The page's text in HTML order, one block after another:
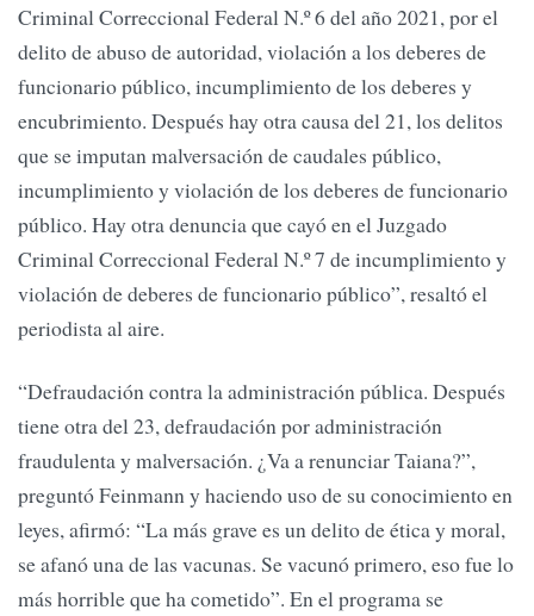
Criminal Correccional Federal N.º 6 del año 2021, por el
delito de abuso de autoridad, violación a los deberes de
funcionario público, incumplimiento de los deberes y
encubrimiento. Después hay otra causa del 21, los delitos
que se imputan malversación de caudales público,
incumplimiento y violación de los deberes de funcionario
público. Hay otra denuncia que cayó en el Juzgado
Criminal Correccional Federal N.º 7 de incumplimiento y
violación de deberes de funcionario público”, resaltó el
periodista al aire.
“Defraudación contra la administración pública. Después
tiene otra del 23, defraudación por administración
fraudulenta y malversación. ¿Va a renunciar Taiana?”,
preguntó Feinmann y haciendo uso de su conocimiento en
leyes, afirmó: “La más grave es un delito de ética y moral,
se afanó una de las vacunas. Se vacunó primero, eso fue lo
más horrible que ha cometido”. En el programa se